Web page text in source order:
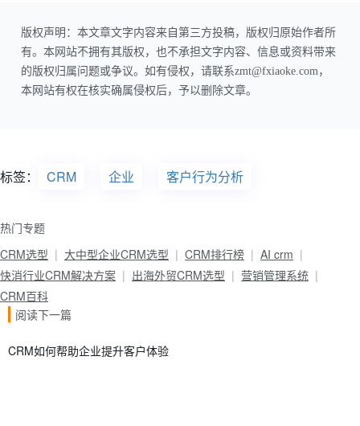
版权声明：本文章文字内容来自第三方投稿，版权归原始作者所
有。本网站不拥有其版权，也不承担文字内容、信息或资料带来
的版权归属问题或争议。如有侵权，请联系zmt@fxiaoke.com，
本网站有权在核实确属侵权后，予以删除文章。
标签： CRM 企业 客户行为分析
热门专题
CRM选型
大中型企业CRM选型 CRM排行榜
AI crm
快消行业CRM解决方案
出海外贸CRM选型
营销管理系统
CRM百科
阅读下一篇
CRM如何帮助企业提升客户体验